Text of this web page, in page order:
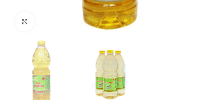
Click pentru a mări